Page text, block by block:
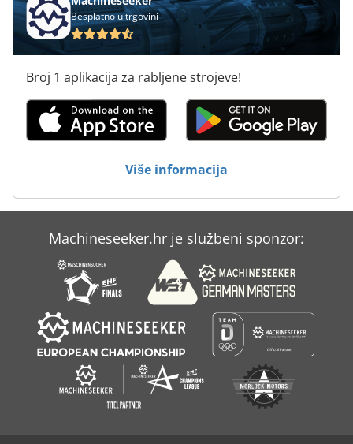
Strojevi Za Pakiranje
Strojevi Za Proizvodnju
Strojevi Za Pvc Stolariju
Strojevi Za Savijanje Cijevi
Besplatno u trgovini
Broj 1 aplikacija za rabljene strojeve!
Više informacija
Machineseeker.hr je službeni sponzor: